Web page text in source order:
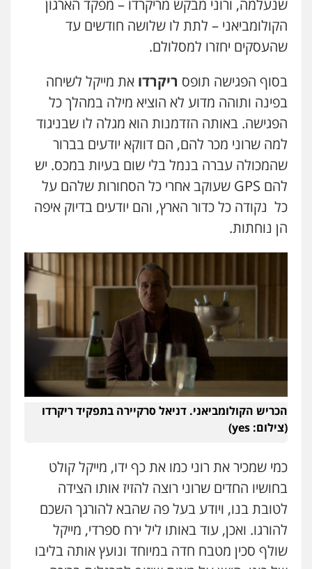
שנעלמה, ורוני מבקש מריקרדו – מפקד הארגון
הקולומביאני – לתת לו שלושה חודשים עד
שהעסקים יחזרו למסלולם.
בסוף הפגישה תופס ריקרדו את מייקל לשיחה
בפינה ותוהה מדוע לא הוציא מילה במהלך כל
הפגישה. באותה הזדמנות הוא מגלה לו שבניגוד
למה שרוני מכר להם, הם דווקא יודעים בברור
שהמכולה עברה בנמל בלי שום בעיות במכס. יש
להם GPS שעוקב אחרי כל הסחורות שלהם על
כל נקודה כל כדור הארץ, והם יודעים בדיוק איפה
הן נוחתות.
הכריש הקולומביאני. דניאל סרקיירה בתפקיד ריקרדו
(צילום: yes)
כמי שמכיר את רוני כמו את כף ידו, מייקל קולט
בחושיו החדים שרוני רוצה להזיז אותו הצידה
לטובת בנו, ויודע בעל פה שהבא להורגך השכם
להורגו. ואכן, עוד באותו ליל ירח ספרדי, מייקל
שולף סכין מטבח חדה במיוחד ונועץ אותה בליבו